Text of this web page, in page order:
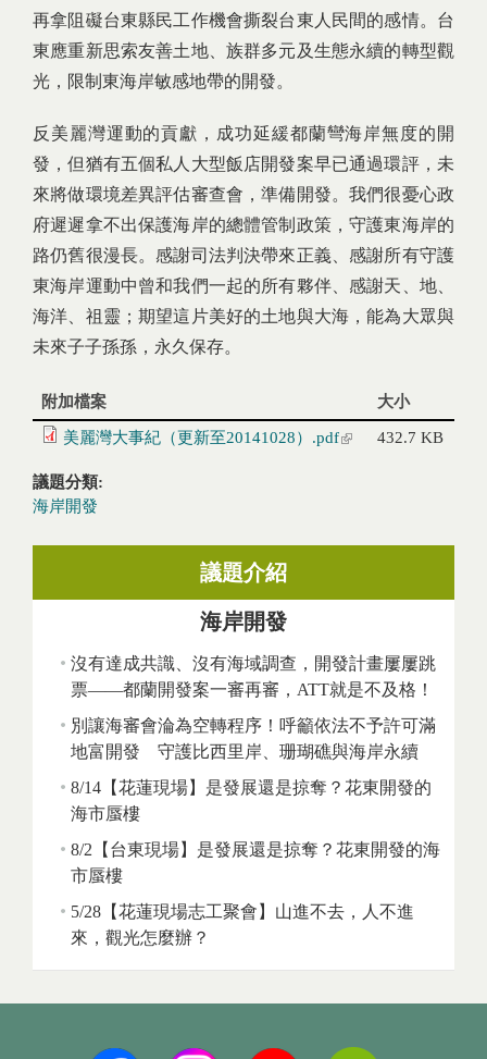
再拿阻礙台東縣民工作機會撕裂台東人民間的感情。台
東應重新思索友善土地、族群多元及生態永續的轉型觀
光，限制東海岸敏感地帶的開發。
反美麗灣運動的貢獻，成功延緩都蘭彎海岸無度的開
發，但猶有五個私人大型飯店開發案早已通過環評，未
來將做環境差異評估審查會，準備開發。我們很憂心政
府遲遲拿不出保護海岸的總體管制政策，守護東海岸的
路仍舊很漫長。感謝司法判決帶來正義、感謝所有守護
東海岸運動中曾和我們一起的所有夥伴、感謝天、地、
海洋、祖靈；期望這片美好的土地與大海，能為大眾與
未來子子孫孫，永久保存。
附加檔案 大小
美麗灣大事紀（更新至20141028）.pdf(link is external)
432.7 KB
議題分類:
海岸開發
議題介紹
海岸開發
沒有達成共識、沒有海域調查，開發計畫屢屢跳
票——都蘭開發案一審再審，ATT就是不及格！
別讓海審會淪為空轉程序！呼籲依法不予許可滿
地富開發 守護比西里岸、珊瑚礁與海岸永續
8/14【花蓮現場】是發展還是掠奪？花東開發的
海市蜃樓
8/2【台東現場】是發展還是掠奪？花東開發的海
市蜃樓
5/28【花蓮現場志工聚會】山進不去，人不進
來，觀光怎麼辦？